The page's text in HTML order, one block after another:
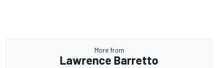
More from
Lawrence Barretto